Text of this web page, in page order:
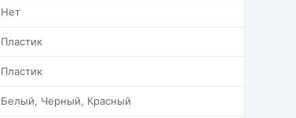
Нет
Пластик
Пластик
Белый, Черный, Красный